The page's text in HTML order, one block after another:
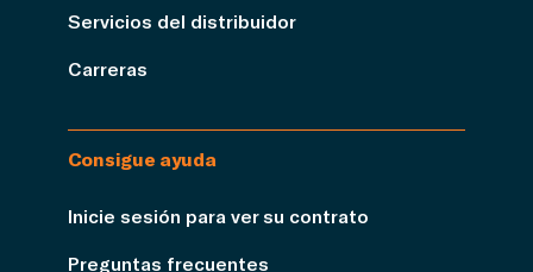
Servicios del distribuidor
Carreras
Consigue ayuda
Inicie sesión para ver su contrato
Preguntas frecuentes